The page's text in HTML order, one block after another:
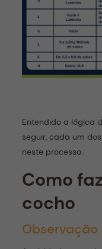
Entendido a lógica
seguir, cada um
neste processo.
Como
cocho
Observação